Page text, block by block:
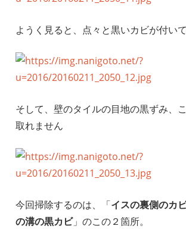
ようく見ると、点々と黒いカビが付い
そして、壁のタイルの目地の黒ずみ、
取れません
今回掃除するのは、「イスの裏側のカ
の溝の黒カビ」のこの２箇所。